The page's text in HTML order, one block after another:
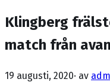
Klingberg
match från
19 augusti, 2020· av